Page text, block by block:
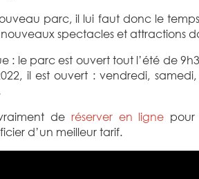
parc, il lui faut donc le
spectacles et attractions
: le parc est ouvert tout l’été de
il est ouvert : vendredi,
de réserver en ligne
d’un meilleur tarif.